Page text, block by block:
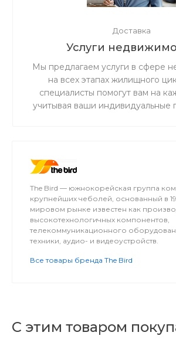
Доставка
Услуги
Мы предлагаем услуги в сфере
на всех этапах жилищного
специалисты помогут вам на
учитывая ваши индивидуальные
The Bird — южнокорейская группа
крупнейших чеболей, основанный в
мировом рынке известен как
высокотехнологичных компонентов,
телекоммуникационного
техники, аудио- и видеоустройств.
Все товары бренда The Bird
С этим товаром